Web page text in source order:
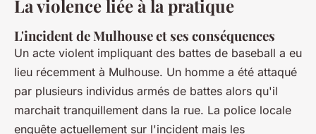
La violence liée à la pratique
L'incident de Mulhouse et ses conséquences
Un acte violent impliquant des battes de baseball a eu
lieu récemment à Mulhouse. Un homme a été attaqué
par plusieurs individus armés de battes alors qu'il
marchait tranquillement dans la rue. La police locale
enquête actuellement sur l'incident mais les